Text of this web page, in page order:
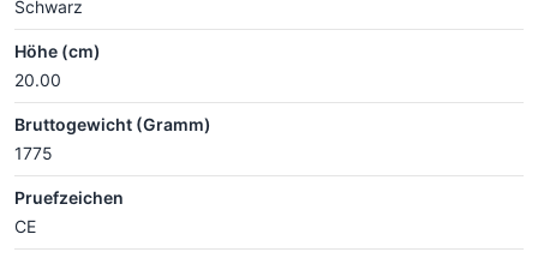
Schwarz
Höhe (cm)
20.00
Bruttogewicht (Gramm)
1775
Pruefzeichen
CE